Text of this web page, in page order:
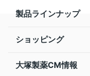
製品ラインナップ
ショッピング
大塚製薬CM情報